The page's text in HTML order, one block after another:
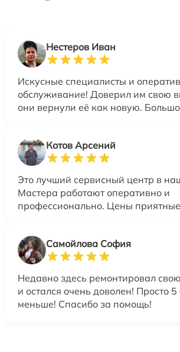
Нестеров Иван
Искусные специалисты и
обслуживание! Доверил им свою
они вернули её как новую.
Котов Арсений
Это лучший сервисный центр в
Мастера работают оперативно и
профессионально. Цены
Самойлова София
Недавно здесь ремонтировал
и остался очень доволен! Просто 5
меньше! Спасибо за помощь!